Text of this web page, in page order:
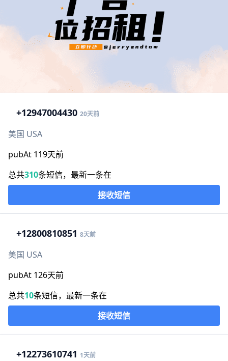
+12947004430 20天前
美国 USA
pubAt 119天前
总共310条短信，最新一条在
接收短信
+12800810851 8天前
美国 USA
pubAt 126天前
总共10条短信，最新一条在
接收短信
+12273610741 1天前